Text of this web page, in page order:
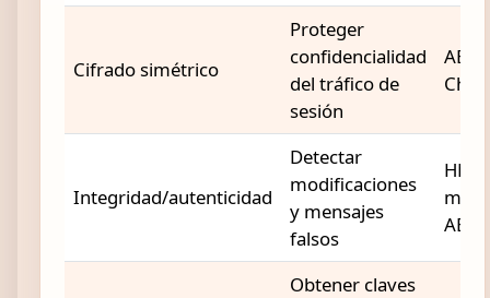
Cifrado simétrico
Proteger
confidencialidad
del tráfico de
sesión
AES-
Integridad/autenticidad
Detectar
modificaciones
y mensajes
falsos
Obtener claves